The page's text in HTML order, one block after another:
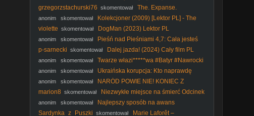
grzegorzstachurski76 skomentował
The. Expanse.
S05E10.pl. LQ. HEVC
anonim skomentował
Kolekcjoner (2009) [Lektor PL] - The
CoIIector
violette skomentował DogMan (2023) Lektor PL
anonim skomentował
Pieśń nad Pieśniami 4,7: Cała jesteś
piękna, moja umiłowana, i nie ma w Tobie żadnej skazy.
Jedna Na Milion
p-sarnecki skomentował Dalej jazda! (2024) Cały film PL
anonim skomentował
Twarze włazi*****wa #Batyr #Nawrocki
#wetoman #rocznica #wybory2025 #Stanowski #PiSToRosja
anonim skomentował
Ukraińska korupcja: Kto naprawdę
pociąga za sznurki?
anonim skomentował
NARÓD POWIE NIE! KONIEC Z
DROGIM PRĄDEM?
marion8 skomentował
Niezwykłe miejsce na śmierć Odcinek
anonim skomentował
Najlepszy sposób na awans
#Kaczyński #PiS #PiSToMafia
Sardynka_z_Puszki skomentował Marie Laforêt –